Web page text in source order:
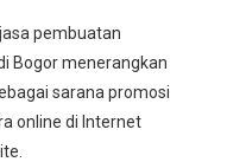
pembuatan
Bogor menerangkan
sarana promosi
online di Internet